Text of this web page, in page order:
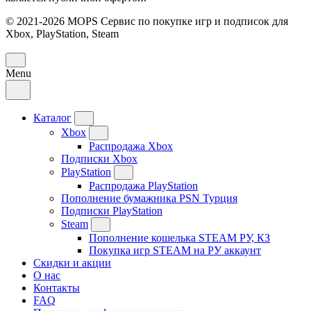
© 2021-2026 MOPS Сервис по покупке игр и подписок для
Xbox, PlayStation, Steam
Menu
Каталог
Xbox
Распродажа Xbox
Подписки Xbox
PlayStation
Распродажа PlayStation
Пополнение бумажника PSN Турция
Подписки PlayStation
Steam
Пополнение кошелька STEAM РУ, КЗ
Покупка игр STEAM на РУ аккаунт
Скидки и акции
О нас
Контакты
FAQ